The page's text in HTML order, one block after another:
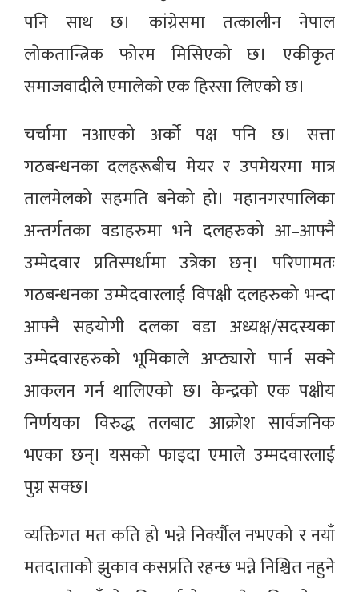
पनि साथ छ। कांग्रेसमा तत्कालीन नेपाल
लोकतान्त्रिक फोरम मिसिएको छ। एकीकृत
समाजवादीले एमालेको एक हिस्सा लिएको छ।
चर्चामा नआएको अर्को पक्ष पनि छ। सत्ता
गठबन्धनका दलहरूबीच मेयर र उपमेयरमा मात्र
तालमेलको सहमति बनेको हो। महानगरपालिका
अन्तर्गतका वडाहरुमा भने दलहरुको आ–आफ्नै
उम्मेदवार प्रतिस्पर्धामा उत्रेका छन्। परिणामतः
गठबन्धनका उम्मेदवारलाई विपक्षी दलहरुको भन्दा
आफ्नै सहयोगी दलका वडा अध्यक्ष/सदस्यका
उम्मेदवारहरुको भूमिकाले अप्ठ्यारो पार्न सक्ने
आकलन गर्न थालिएको छ। केन्द्रको एक पक्षीय
निर्णयका विरुद्ध तलबाट आक्रोश सार्वजनिक
भएका छन्। यसको फाइदा एमाले उम्मदवारलाई
पुग्न सक्छ।
व्यक्तिगत मत कति हो भन्ने निर्क्यौल नभएको र नयाँ
मतदाताको झुकाव कसप्रति रहन्छ भन्ने निश्चित नहुने